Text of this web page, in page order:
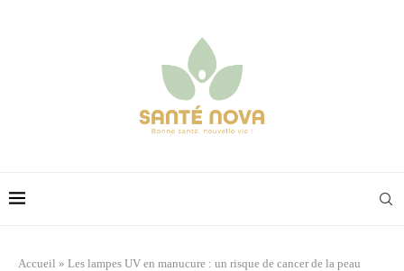
Accueil » Les lampes UV en manucure : un risque de cancer de la peau